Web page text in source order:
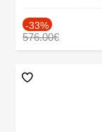
-33%
576.00€